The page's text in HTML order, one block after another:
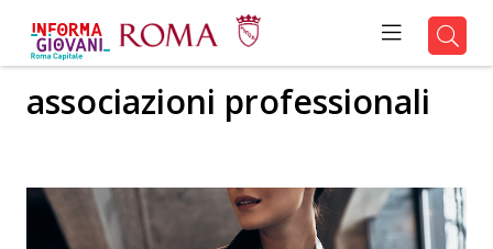
associazioni professionali